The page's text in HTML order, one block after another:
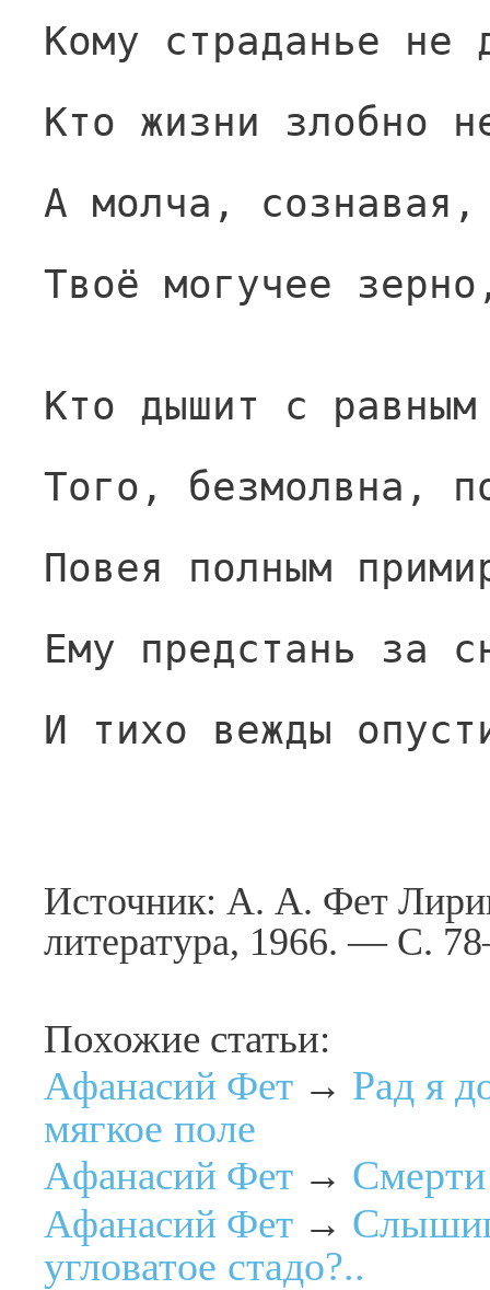
Кому страданье не
Кто жизни злобно
А молча, сознавая,
Твоё могучее
Кто дышит с
Того, безмолвна,
Повея полным
Ему предстань за
И тихо вежды
Источник: А. А. Фет
литература, 1966. — С.
Похожие статьи:
Афанасий Фет → Рад я
мягкое поле
Афанасий Фет → Смерти
Афанасий Фет →
угловатое стадо?..